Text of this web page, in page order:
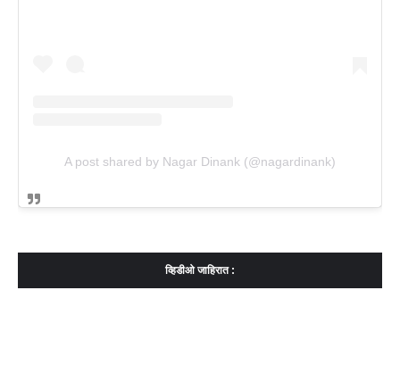
A post shared by Nagar Dinank (@nagardinank)
व्हिडीओ जाहिरात :